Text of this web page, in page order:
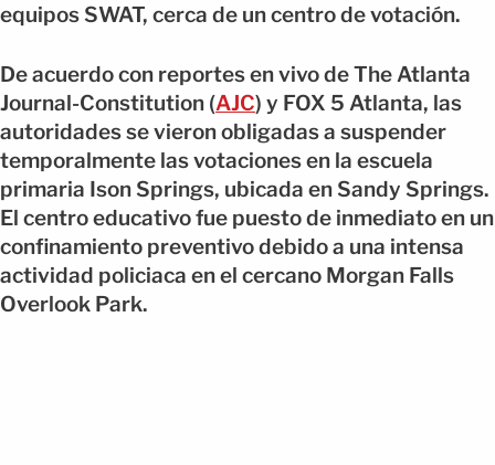
equipos SWAT, cerca de un centro de votación.
De acuerdo con reportes en vivo de The Atlanta
Journal-Constitution (AJC) y FOX 5 Atlanta, las
autoridades se vieron obligadas a suspender
temporalmente las votaciones en la escuela
primaria Ison Springs, ubicada en Sandy Springs.
El centro educativo fue puesto de inmediato en un
confinamiento preventivo debido a una intensa
actividad policiaca en el cercano Morgan Falls
Overlook Park.